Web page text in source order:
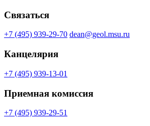
Связаться
+7 (495) 939-29-70 dean@geol.msu.ru
Канцелярия
+7 (495) 939-13-01
Приемная комиссия
+7 (495) 939-29-51